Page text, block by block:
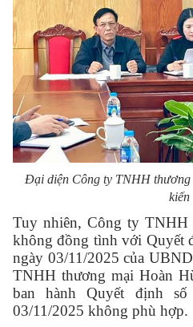
Đại diện Công ty TNHH
kiến
Tuy nhiên, Công ty TNHH
không đồng tình với Quyết
ngày 03/11/2025 của
TNHH thương mại Hoàn
ban hành Quyết định
03/11/2025 không phù hợp.